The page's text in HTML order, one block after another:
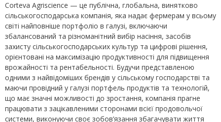
Corteva Agriscience — це публічна, глобальна, винятково
сільськогосподарська компанія, яка надає фермерам у всьому
світі найповніше портфоліо в галузі, включаючи
збалансований та різноманітний вибір насіння, засобів
захисту сільськогосподарських культур та цифрові рішення,
орієнтовані на максимізацію продуктивності для підвищення
врожайності та рентабельності. Будучи представленою
одними з найвідоміших брендів у сільському господарстві та
маючи провідний у галузі портфель продуктів та технологій,
що має значні можливості до зростання, компанія прагне
працювати з зацікавленими сторонами всієї продовольчої
системи, виконуючи своє зобов’язання збагачувати життя